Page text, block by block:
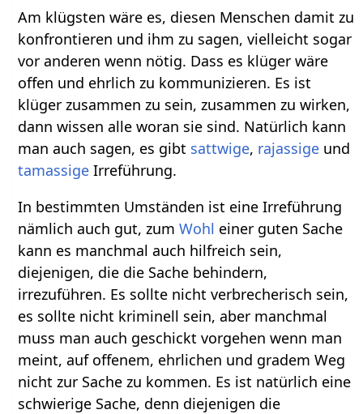
Am klügsten wäre es, diesen Menschen damit zu
konfrontieren und ihm zu sagen, vielleicht sogar
vor anderen wenn nötig. Dass es klüger wäre
offen und ehrlich zu kommunizieren. Es ist
klüger zusammen zu sein, zusammen zu wirken,
dann wissen alle woran sie sind. Natürlich kann
man auch sagen, es gibt sattwige, rajassige und
tamassige Irreführung.
In bestimmten Umständen ist eine Irreführung
nämlich auch gut, zumWohl einer guten Sache
kann es manchmal auch hilfreich sein,
diejenigen, die die Sache behindern,
irrezuführen. Es sollte nicht verbrecherisch sein,
es sollte nicht kriminell sein, aber manchmal
muss man auch geschickt vorgehen wenn man
meint, auf offenem, ehrlichen und gradem Weg
nicht zur Sache zu kommen. Es ist natürlich eine
schwierige Sache, denn diejenigen die